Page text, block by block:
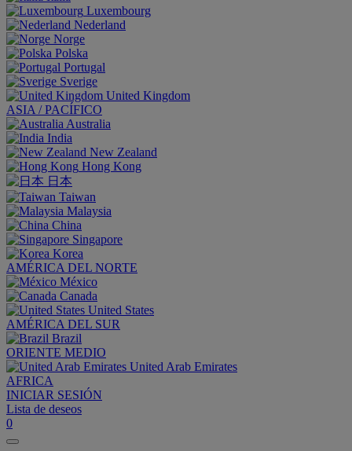
Luxembourg
Nederland
Norge
Polska
Portugal
Sverige
United Kingdom
ASIA / PACÍFICO
Australia
India
New Zealand
Hong Kong
日本
Taiwan
Malaysia
China
Singapore
Korea
AMÉRICA DEL NORTE
México
Canada
United States
AMÉRICA DEL SUR
Brazil
ORIENTE MEDIO
United Arab Emirates
AFRICA
INICIAR SESIÓN
Lista de deseos
0